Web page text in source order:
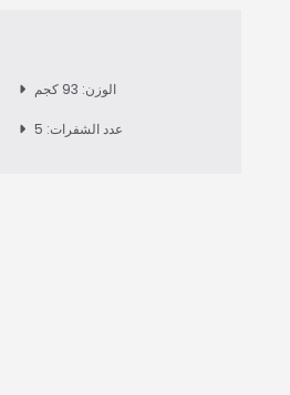
الوزن: 93 كجم
عدد الشفرات: 5